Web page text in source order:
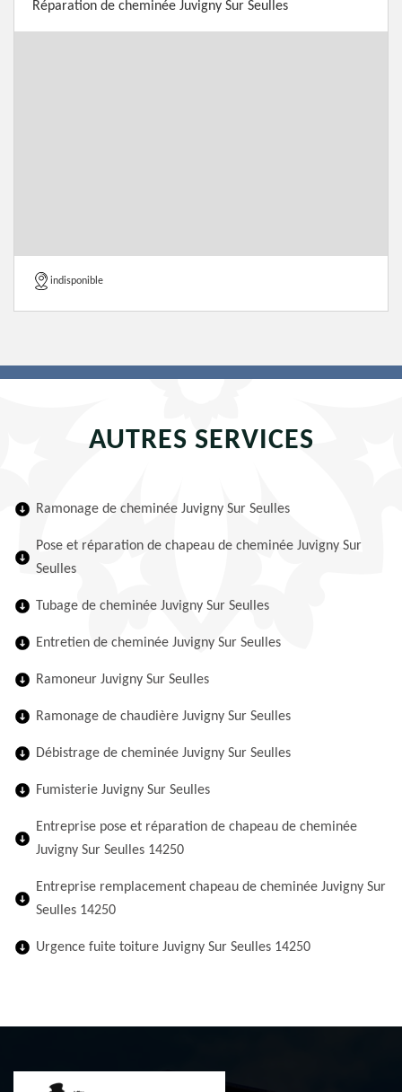
Réparation de cheminée Juvigny Sur Seulles
indisponible
AUTRES SERVICES
Ramonage de cheminée Juvigny Sur Seulles
Pose et réparation de chapeau de cheminée Juvigny Sur
Seulles
Tubage de cheminée Juvigny Sur Seulles
Entretien de cheminée Juvigny Sur Seulles
Ramoneur Juvigny Sur Seulles
Ramonage de chaudière Juvigny Sur Seulles
Débistrage de cheminée Juvigny Sur Seulles
Fumisterie Juvigny Sur Seulles
Entreprise pose et réparation de chapeau de cheminée
Juvigny Sur Seulles 14250
Entreprise remplacement chapeau de cheminée Juvigny Sur
Seulles 14250
Urgence fuite toiture Juvigny Sur Seulles 14250